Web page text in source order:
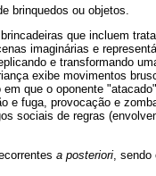
brinquedos ou objetos.
que incluem
imaginárias e
e transformando
exibe movimentos
que o oponente
e fuga, provocação e
sociais de regras
a posteriori ,